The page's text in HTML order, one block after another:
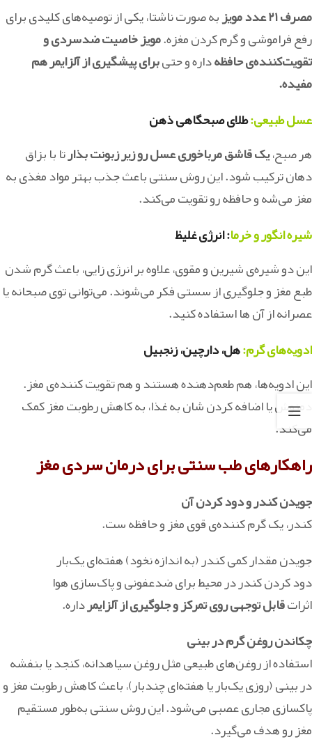
مصرف ۲۱ عدد مویز
به صورت ناشتا، یکی از توصیه‌های کلیدی برای
رفع فراموشی و گرم کردن مغزه.مویز خاصیت ضدسردی و
تقویت‌کننده‌ی حافظهداره و حتیبرای پیشگیری از آلزایمر هم
مفیده.
عسل طبیعی:طلای صبحگاهی ذهن
هر صبح،یک قاشق مرباخوری عسل رو زیر زبونت بذارتا با بزاق
دهان ترکیب شود. این روش سنتی باعث جذب بهتر مواد مغذی به
مغز می‌شه و حافظه‌ رو تقویت می‌کند.
شیره انگور و خرما: انرژی غلیظ
این دو شیره‌ی شیرین و مقوی، علاوه بر انرژی‌ زایی، باعث گرم شدن
طبع مغز و جلوگیری از سستی فکر می‌شوند. می‌توانی توی صبحانه یا
عصرانه از آن ها استفاده کنید.
ادویه‌های گرم:هل، دارچین، زنجبیل
این ادویه‌ها، هم طعم‌دهنده‌ هستند و هم تقویت‌ کننده‌ی مغز.
دمنوش یا اضافه کردن شان به غذا، به کاهش رطوبت مغز کمک
می‌کند.
راهکارهای طب سنتی برای درمان سردی مغز
جویدن کندر و دود کردن آن
کندر، یک گرم‌ کننده‌ی قوی مغز و حافظه‌ ست.
جویدن مقدار کمی کندر (به اندازه نخود) هفته‌ای یک‌بار
دود کردن کندر در محیط برای ضدعفونی و پاک‌سازی هوا
اثراتقابل توجهی روی تمرکز و جلوگیری از آلزایمرداره.
چکاندن روغن گرم در بینی
استفاده از روغن‌های طبیعی مثل روغن سیاهدانه، کنجد یا بنفشه
در بینی (روزی یک‌بار یا هفته‌ای چندبار)، باعث کاهش رطوبت مغز و
پاکسازی مجاری عصبی می‌شود. این روش سنتی به‌طور مستقیم
مغز رو هدف می‌گیرد.